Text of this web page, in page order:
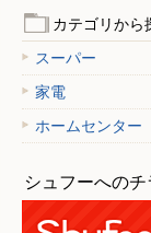
カテゴリから
スーパー
家電
ホームセンター
シュフーへの